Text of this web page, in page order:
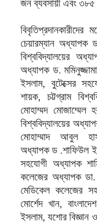
জন ব্যবসায়ী এবং ৩৮৫
চেয়ারম্যান অধ্যাপক
বিশ্ববিদ্যালয়ের
অধ্যাপক ড.
ইসলাম, বুটেক্সের
শায়ক, চট্টগ্রাম
মোহাম্মদ মোজাম্মেল
বিশ্ববিদ্যালয়ের
মোহাম্মাদ আবুল
অধ্যাপক ড .শাফিউল
সহযোগী অধ্যাপক
কলেজের অধ্যাপক
মেডিকেল কলেজের
মোর্শেদ খান,
ইসলাম, যশোর বিজ্ঞান